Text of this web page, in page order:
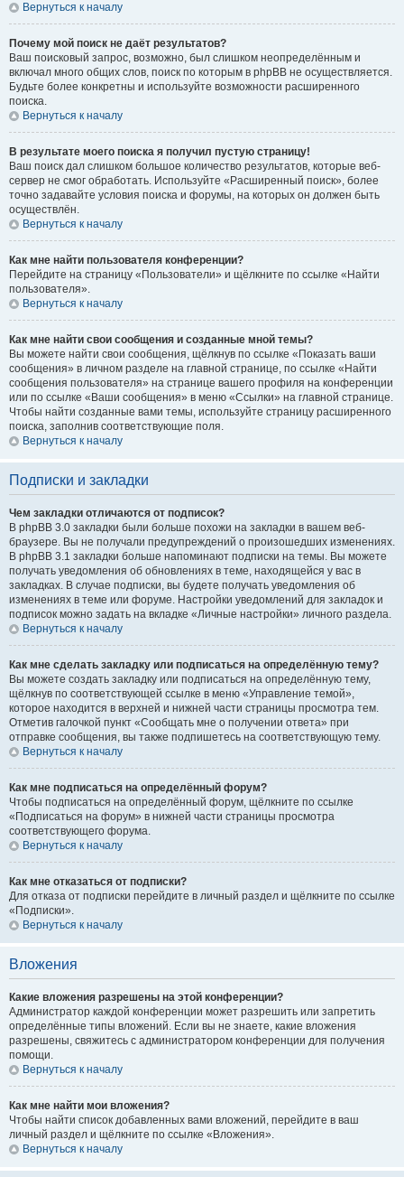
Вернуться к началу
Почему мой поиск не даёт результатов?
Ваш поисковый запрос, возможно, был слишком неопределённым и
включал много общих слов, поиск по которым в phpBB не осуществляется.
Будьте более конкретны и используйте возможности расширенного
поиска.
Вернуться к началу
В результате моего поиска я получил пустую страницу!
Ваш поиск дал слишком большое количество результатов, которые веб-
сервер не смог обработать. Используйте «Расширенный поиск», более
точно задавайте условия поиска и форумы, на которых он должен быть
осуществлён.
Вернуться к началу
Как мне найти пользователя конференции?
Перейдите на страницу «Пользователи» и щёлкните по ссылке «Найти
пользователя».
Вернуться к началу
Как мне найти свои сообщения и созданные мной темы?
Вы можете найти свои сообщения, щёлкнув по ссылке «Показать ваши
сообщения» в личном разделе на главной странице, по ссылке «Найти
сообщения пользователя» на странице вашего профиля на конференции
или по ссылке «Ваши сообщения» в меню «Ссылки» на главной странице.
Чтобы найти созданные вами темы, используйте страницу расширенного
поиска, заполнив соответствующие поля.
Вернуться к началу
Подписки и закладки
Чем закладки отличаются от подписок?
В phpBB 3.0 закладки были больше похожи на закладки в вашем веб-
браузере. Вы не получали предупреждений о произошедших изменениях.
В phpBB 3.1 закладки больше напоминают подписки на темы. Вы можете
получать уведомления об обновлениях в теме, находящейся у вас в
закладках. В случае подписки, вы будете получать уведомления об
изменениях в теме или форуме. Настройки уведомлений для закладок и
подписок можно задать на вкладке «Личные настройки» личного раздела.
Вернуться к началу
Как мне сделать закладку или подписаться на определённую тему?
Вы можете создать закладку или подписаться на определённую тему,
щёлкнув по соответствующей ссылке в меню «Управление темой»,
которое находится в верхней и нижней части страницы просмотра тем.
Отметив галочкой пункт «Сообщать мне о получении ответа» при
отправке сообщения, вы также подпишетесь на соответствующую тему.
Вернуться к началу
Как мне подписаться на определённый форум?
Чтобы подписаться на определённый форум, щёлкните по ссылке
«Подписаться на форум» в нижней части страницы просмотра
соответствующего форума.
Вернуться к началу
Как мне отказаться от подписки?
Для отказа от подписки перейдите в личный раздел и щёлкните по ссылке
«Подписки».
Вернуться к началу
Вложения
Какие вложения разрешены на этой конференции?
Администратор каждой конференции может разрешить или запретить
определённые типы вложений. Если вы не знаете, какие вложения
разрешены, свяжитесь с администратором конференции для получения
помощи.
Вернуться к началу
Как мне найти мои вложения?
Чтобы найти список добавленных вами вложений, перейдите в ваш
личный раздел и щёлкните по ссылке «Вложения».
Вернуться к началу